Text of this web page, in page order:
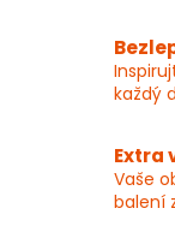
každý
Extra
Vaše
balení